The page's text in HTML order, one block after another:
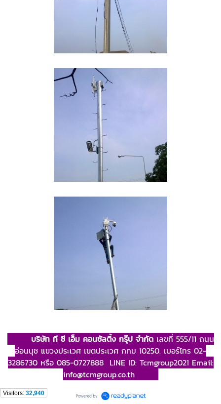
บริษัท ที ซี เอ็ม คอนซัลติ้ง กรุ๊ป จำกัดเลขที่ 555/11 ถนน
อ่อนนุช แขวงประเวศ เขตประเวศ กทม 10250. เบอร์โทร 02-
3286730 หรือ 085-0727888 LINE ID: Tcmgroup2021 Email:
info@tcmgroup.co.th
Visitors: 32,940